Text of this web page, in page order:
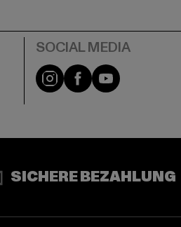
Instagram
FacebookYouTube
SICHERE BEZAHLUNG